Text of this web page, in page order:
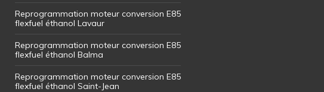
Reprogrammation moteur conversion E85
flexfuel éthanol Lavaur
Reprogrammation moteur conversion E85
flexfuel éthanol Balma
Reprogrammation moteur conversion E85
flexfuel éthanol Saint-Jean